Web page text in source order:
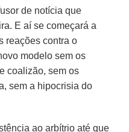
de notícia que
E aí se começará a
reações contra o
modelo sem os
coalizão, sem os
sem a hipocrisia do
ao arbítrio até que